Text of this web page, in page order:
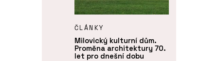
ČLÁNKY
Milovický kulturní dům.
Proměna architektury 70.
let pro dnešní dobu